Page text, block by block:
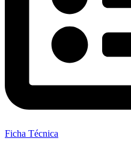
Ficha Técnica